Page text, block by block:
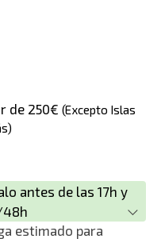
de 250€ (Excepto Islas
antes de las 17h y
48h
estimado para